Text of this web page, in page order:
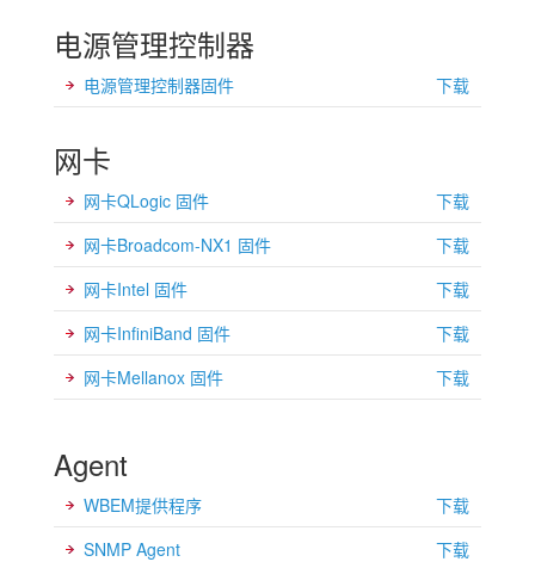
电源管理控制器
电源管理控制器固件 下载
网卡
网卡QLogic 固件
下载
网卡Broadcom-NX1 固件
下载
网卡Intel 固件
下载
网卡InfiniBand 固件
下载
网卡Mellanox 固件
下载
Agent
WBEM提供程序
下载
SNMP Agent
下载